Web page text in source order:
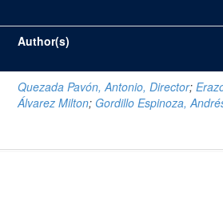
Author(s)
Quezada Pavón, Antonio, Director;
Álvarez Milton; Gordillo Espinoza,